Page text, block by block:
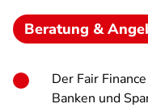
Beratung &
Der Fair
Banken und